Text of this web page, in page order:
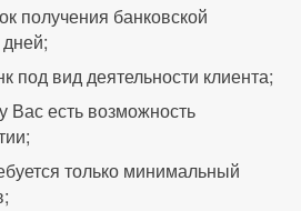
получения банковской
под вид деятельности клиента;
Вас есть возможность
только минимальный